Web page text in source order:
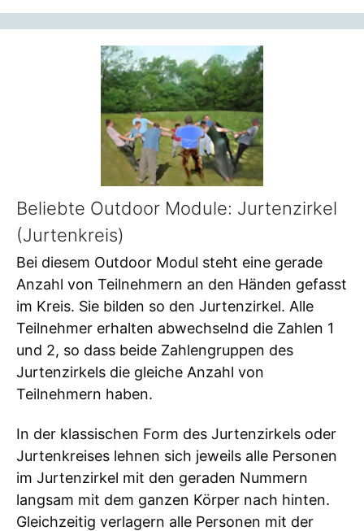
Beliebte Outdoor Module: Jurtenzirkel
(Jurtenkreis)
Bei diesem Outdoor Modul steht eine gerade
Anzahl von Teilnehmern an den Händen gefasst
im Kreis. Sie bilden so den Jurtenzirkel. Alle
Teilnehmer erhalten abwechselnd die Zahlen 1
und 2, so dass beide Zahlengruppen des
Jurtenzirkels die gleiche Anzahl von
Teilnehmern haben.
In der klassischen Form des Jurtenzirkels oder
Jurtenkreises lehnen sich jeweils alle Personen
im Jurtenzirkel mit den geraden Nummern
langsam mit dem ganzen Körper nach hinten.
Gleichzeitig verlagern alle Personen mit der